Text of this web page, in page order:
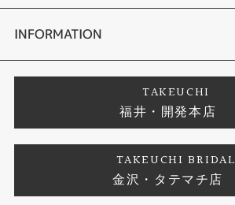
セットリング
婚約ネックレス
エタニティリング
タケウチのこだわり
プロポーズサポート
ブランドリスト
ジュエリーリフォーム
会社概要
お客様の声
INFORMATION
プライバシーポリシー
TAKEUCHI
福井・開発本店
TAKEUCHI BRIDAL
金沢・タテマチ店